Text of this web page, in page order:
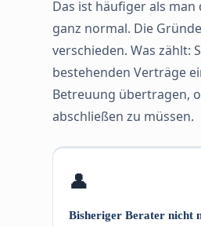
Das ist häufiger als man
ganz normal. Die
verschieden. Was zählt:
bestehenden Verträge
Betreuung übertragen,
abschließen zu müssen.
👤
Bisheriger Berater nicht